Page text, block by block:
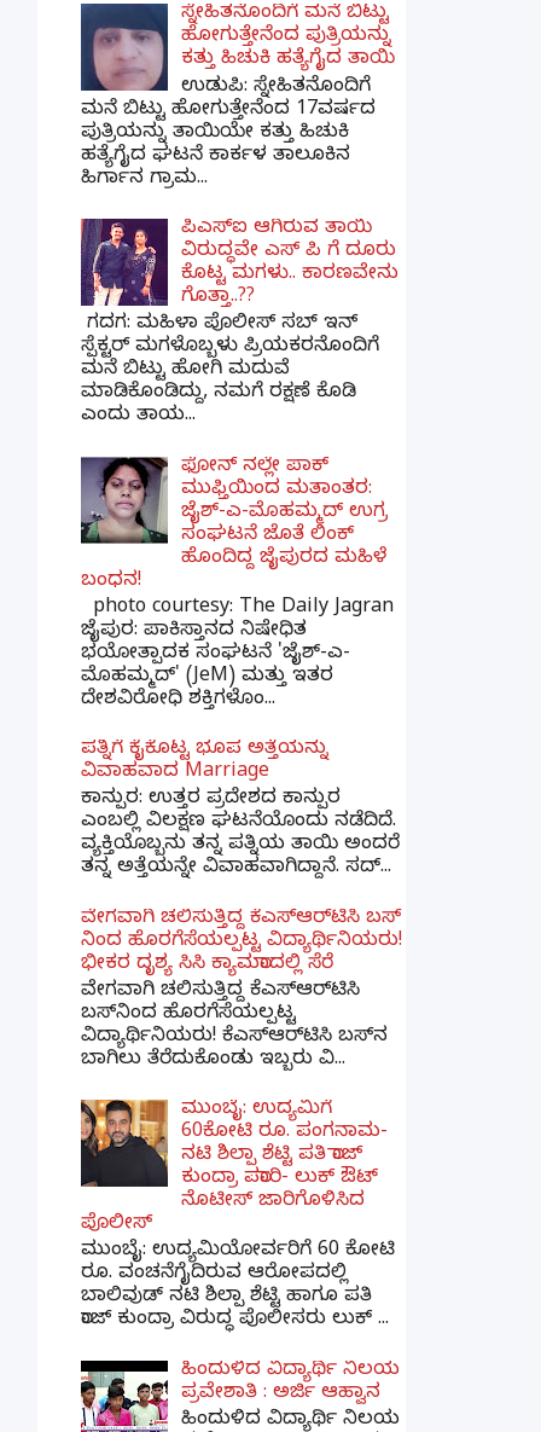
ಸ್ನೇಹಿತನೊಂದಿಗೆ ಮನೆ ಬಿಟ್ಟು
ಹೋಗುತ್ತೇನೆಂದ ಪುತ್ರಿಯನ್ನು
ಕತ್ತು ಹಿಚುಕಿ ಹತ್ಯೆಗೈದ ತಾಯಿ
ಉಡುಪಿ: ಸ್ನೇಹಿತನೊಂದಿಗೆ
ಮನೆ ಬಿಟ್ಟು ಹೋಗುತ್ತೇನೆಂದ 17ವರ್ಷದ
ಪುತ್ರಿಯನ್ನು ತಾಯಿಯೇ ಕತ್ತು ಹಿಚುಕಿ
ಹತ್ಯೆಗೈದ ಘಟನೆ ಕಾರ್ಕಳ ತಾಲೂಕಿನ
ಹಿರ್ಗಾನ ಗ್ರಾಮ...
ಪಿಎಸ್​ಐ ಆಗಿರುವ ತಾಯಿ
ವಿರುದ್ಧವೇ ಎಸ್ ಪಿ ಗೆ ದೂರು
ಕೊಟ್ಟ ಮಗಳು.. ಕಾರಣವೇನು
ಗೊತ್ತಾ..??
ಗದಗ​: ಮಹಿಳಾ ಪೊಲೀಸ್​ ಸಬ್ ​ಇನ್​
ಸ್ಪೆಕ್ಟರ್​ ಮಗಳೊಬ್ಬಳು ಪ್ರಿಯಕರನೊಂದಿಗೆ
ಮನೆ ಬಿಟ್ಟು ಹೋಗಿ ಮದುವೆ
ಮಾಡಿಕೊಂಡಿದ್ದು, ನಮಗೆ ರಕ್ಷಣೆ ಕೊಡಿ
ಎಂದು ತಾಯ...
ಫೋನ್ ನಲ್ಲೇ ಪಾಕ್
ಮುಫ್ತಿಯಿಂದ ಮತಾಂತರ:
ಜೈಶ್-ಎ-ಮೊಹಮ್ಮದ್ ಉಗ್ರ
ಸಂಘಟನೆ ಜೊತೆ ಲಿಂಕ್
ಹೊಂದಿದ್ದ ಜೈಪುರದ ಮಹಿಳೆ
ಬಂಧನ!
photo courtesy: The Daily Jagran
ಜೈಪುರ: ಪಾಕಿಸ್ತಾನದ ನಿಷೇಧಿತ
ಭಯೋತ್ಪಾದಕ ಸಂಘಟನೆ 'ಜೈಶ್-ಎ-
ಮೊಹಮ್ಮದ್' (JeM) ಮತ್ತು ಇತರ
ದೇಶವಿರೋಧಿ ಶಕ್ತಿಗಳೊಂ...
ಪತ್ನಿಗೆ ಕೈಕೊಟ್ಟ ಭೂಪ ಅತ್ತೆಯನ್ನು
ವಿವಾಹವಾದ Marriage
ಕಾನ್ಪುರ: ಉತ್ತರ ಪ್ರದೇಶದ ಕಾನ್ಪುರ
ಎಂಬಲ್ಲಿ ವಿಲಕ್ಷಣ ಘಟನೆಯೊಂದು ನಡೆದಿದೆ.
ವ್ಯಕ್ತಿಯೊಬ್ಬನು ತನ್ನ ಪತ್ನಿಯ ತಾಯಿ ಅಂದರೆ
ತನ್ನ ಅತ್ತೆಯನ್ನೇ ವಿವಾಹವಾಗಿದ್ದಾನೆ. ಸದ್...
ವೇಗವಾಗಿ ಚಲಿಸುತ್ತಿದ್ದ ಕೆಎಸ್​ಆರ್​ಟಿಸಿ ಬಸ್​
ನಿಂದ ಹೊರಗೆಸೆಯಲ್ಪಟ್ಟ ವಿದ್ಯಾರ್ಥಿನಿಯರು!
ಭೀಕರ ದೃಶ್ಯ ಸಿಸಿ ಕ್ಯಾಮರಾದಲ್ಲಿ ಸೆರೆ
ವೇಗವಾಗಿ ಚಲಿಸುತ್ತಿದ್ದ ಕೆಎಸ್‌ಆರ್‌ಟಿಸಿ
ಬಸ್‌ನಿಂದ ಹೊರಗೆಸೆಯಲ್ಪಟ್ಟ
ವಿದ್ಯಾರ್ಥಿನಿಯರು! ಕೆಎಸ್‌ಆರ್‌ಟಿಸಿ ಬಸ್‌ನ
ಬಾಗಿಲು ತೆರೆದುಕೊಂಡು ಇಬ್ಬರು ವಿ...
ಮುಂಬೈ: ಉದ್ಯಮಿಗೆ
60ಕೋಟಿ ರೂ. ಪಂಗನಾಮ-
ನಟಿ ಶಿಲ್ಪಾ ಶೆಟ್ಟಿ ಪತಿ ರಾಜ್
ಕುಂದ್ರಾ ಪರಾರಿ- ಲುಕ್ ಔಟ್
ನೊಟೀಸ್ ಜಾರಿಗೊಳಿಸಿದ
ಪೊಲೀಸ್
ಮುಂಬೈ: ಉದ್ಯಮಿಯೋರ್ವರಿಗೆ 60 ಕೋಟಿ
ರೂ. ವಂಚನೆಗೈದಿರುವ ಆರೋಪದಲ್ಲಿ
ಬಾಲಿವುಡ್ ನಟಿ ಶಿಲ್ಪಾ ಶೆಟ್ಟಿ ಹಾಗೂ ಪತಿ
ರಾಜ್ ಕುಂದ್ರಾ ವಿರುದ್ಧ ಪೊಲೀಸರು ಲುಕ್ ...
ಹಿಂದುಳಿದ ವಿದ್ಯಾರ್ಥಿ ನಿಲಯ
ಪ್ರವೇಶಾತಿ : ಅರ್ಜಿ ಆಹ್ವಾನ
ಹಿಂದುಳಿದ ವಿದ್ಯಾರ್ಥಿ ನಿಲಯ